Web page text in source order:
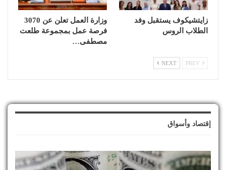
زايتشيكوف يستقبل وفد
الطلاب الروس
وزارة العمل تعلن عن 3070
فرصة عمل بمجموعة طلعت
مصطفى…
NEXT
إقتصاد وأسواق